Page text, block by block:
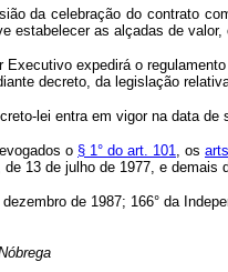
da celebração do contrato
estabelecer as alçadas de
expedirá o regulamento
decreto, da legislação
lei entra em vigor na data de
o § 1° do art. 101, os
de 13 de julho de 1977, e demais
de 1987; 166° da